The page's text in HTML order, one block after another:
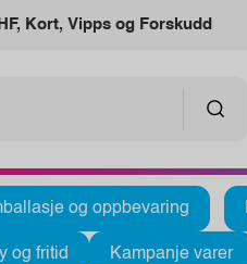
Kort, Vipps og Forskudd
og oppbevaring
og fritid Kampanje varer